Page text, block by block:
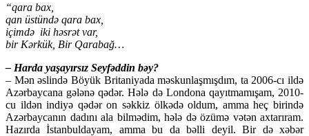
“qara bax,
qan üstündə qara bax,
içimdə iki həsrət var,
bir Kərkük, Bir Qarabağ…
– Harda yaşayırsız Seyfəddin bəy?
– Mən əslində Böyük Britaniyada məskunlaşmışdım, ta 2006-cı ildə
Azərbaycana gələnə qədər. Hələ də Londona qayıtmamışam, 2010-
cu ildən indiyə qədər on səkkiz ölkədə oldum, amma heç birində
Azərbaycanın dadını ala bilmədim, hələ də özümə vətən axtarıram.
Hazırda İstanbuldayam, amma bu da bəlli deyil. Bir də xəbər